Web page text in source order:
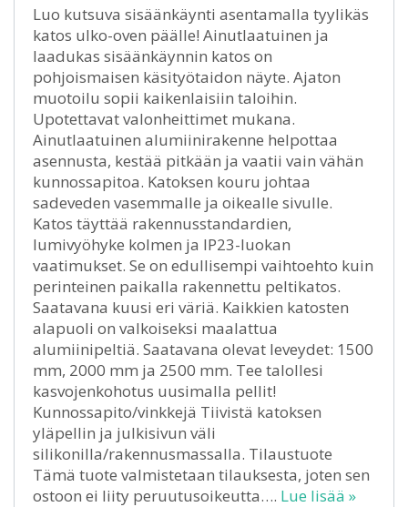
Luo kutsuva sisäänkäynti asentamalla tyylikäs
katos ulko-oven päälle! Ainutlaatuinen ja
laadukas sisäänkäynnin katos on
pohjoismaisen käsityötaidon näyte. Ajaton
muotoilu sopii kaikenlaisiin taloihin.
Upotettavat valonheittimet mukana.
Ainutlaatuinen alumiinirakenne helpottaa
asennusta, kestää pitkään ja vaatii vain vähän
kunnossapitoa. Katoksen kouru johtaa
sadeveden vasemmalle ja oikealle sivulle.
Katos täyttää rakennusstandardien,
lumivyöhyke kolmen ja IP23-luokan
vaatimukset. Se on edullisempi vaihtoehto kuin
perinteinen paikalla rakennettu peltikatos.
Saatavana kuusi eri väriä. Kaikkien katosten
alapuoli on valkoiseksi maalattua
alumiinipeltiä. Saatavana olevat leveydet: 1500
mm, 2000 mm ja 2500 mm. Tee talollesi
kasvojenkohotus uusimalla pellit!
Kunnossapito/vinkkejä Tiivistä katoksen
yläpellin ja julkisivun väli
silikonilla/rakennusmassalla. Tilaustuote
Tämä tuote valmistetaan tilauksesta, joten sen
ostoon ei liity peruutusoikeutta…. Lue lisää »